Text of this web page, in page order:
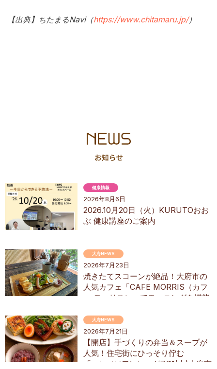
【出典】ちたまるNavi（https://www.chitamaru.jp/）
2026年8月6日
2026.10月20日（火）KURUTOおお
ぶ 健康講座のご案内
健康情報
2026年7月23日
焼きたてスコーンが絶品！大府市の
人気カフェ「CAFE MORRIS（カフ
ェ モーリス）」でモーニングを堪能
大府NEWS
2026年7月21日
【開店】手づくりの弁当＆スープが
人気！住宅街にひっそり佇む
「soin（ソワン）」が7/11(土)大府市
大府NEWS